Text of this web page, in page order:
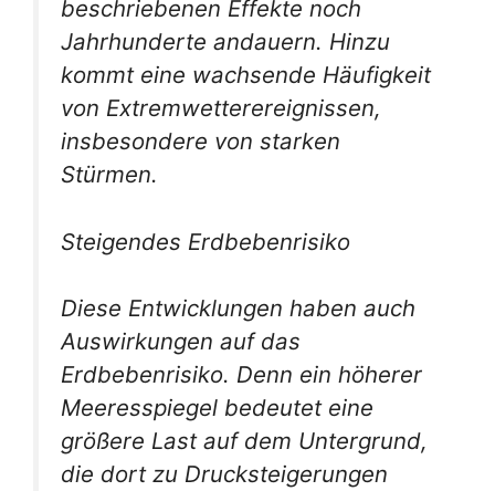
beschriebenen Effekte noch
Jahrhunderte andauern. Hinzu
kommt eine wachsende Häufigkeit
von Extremwetterereignissen,
insbesondere von starken
Stürmen.
Steigendes Erdbebenrisiko
Diese Entwicklungen haben auch
Auswirkungen auf das
Erdbebenrisiko. Denn ein höherer
Meeresspiegel bedeutet eine
größere Last auf dem Untergrund,
die dort zu Drucksteigerungen